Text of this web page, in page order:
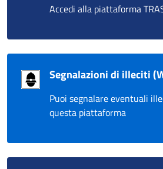
Accedi alla piattaforma
Segnalazioni di illeciti
Puoi segnalare eventuali
questa piattaforma